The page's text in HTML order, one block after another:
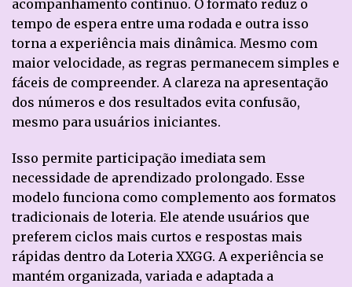
acompanhamento contínuo. O formato reduz o
tempo de espera entre uma rodada e outra isso
torna a experiência mais dinâmica. Mesmo com
maior velocidade, as regras permanecem simples e
fáceis de compreender. A clareza na apresentação
dos números e dos resultados evita confusão,
mesmo para usuários iniciantes.
Isso permite participação imediata sem
necessidade de aprendizado prolongado. Esse
modelo funciona como complemento aos formatos
tradicionais de loteria. Ele atende usuários que
preferem ciclos mais curtos e respostas mais
rápidas dentro da Loteria XXGG. A experiência se
mantém organizada, variada e adaptada a